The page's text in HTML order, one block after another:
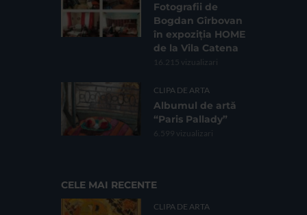
Fotografii de
Bogdan Gîrbovan
în expoziția HOME
de la Vila Catena
16.215 vizualizari
CLIPA DE ARTA
Albumul de artă
“Paris Pallady”
6.599 vizualizari
CELE MAI RECENTE
CLIPA DE ARTA